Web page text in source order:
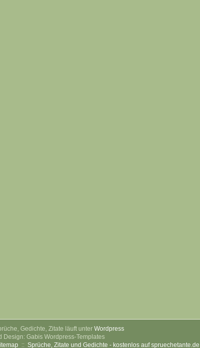
Gedichte, Zitate läuft unter Wordpress
Design: Gabis Wordpress-Templates
:: Sprüche, Zitate und Gedichte - kostenlos auf spruechetante.de